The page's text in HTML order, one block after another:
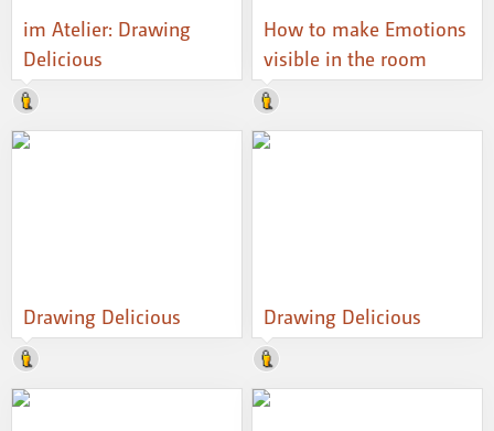
im Atelier: Drawing
Delicious
How to make Emotions
visible in the room
Drawing Delicious Drawing Delicious